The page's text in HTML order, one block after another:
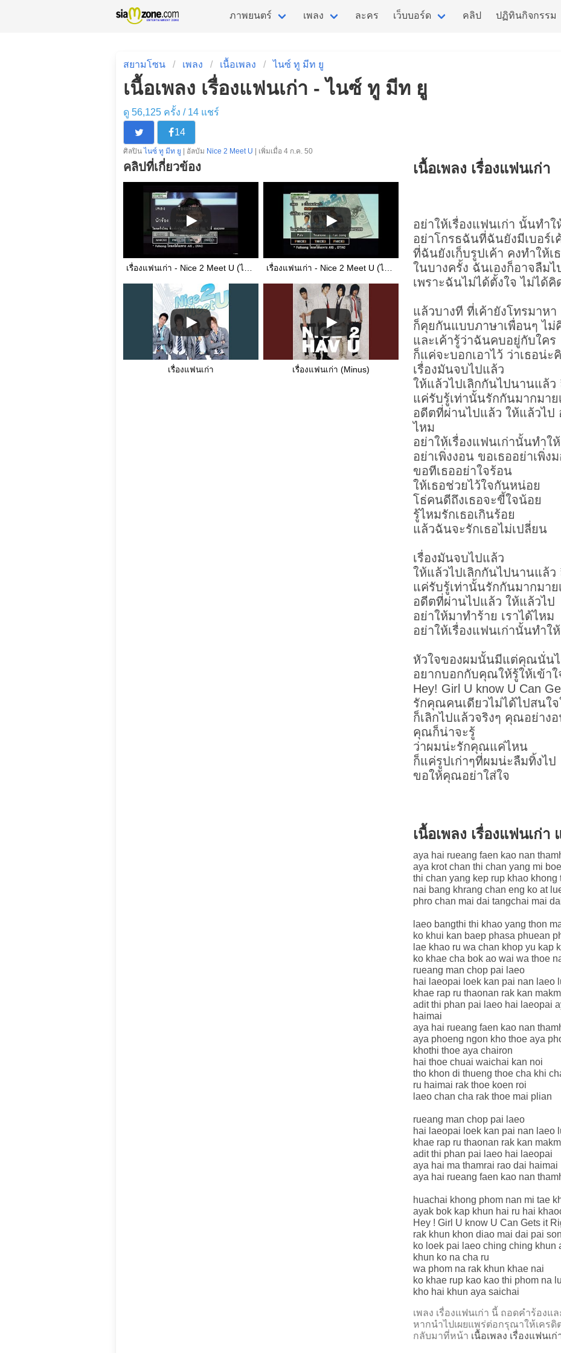
ภาพยนตร์ เพลง ละคร เว็บบอร์ด คลิป ปฏิทินกิจกรรม
สยามโซน เพลง เนื้อเพลง ไนซ์ ทู มีท ยู
เนื้อเพลง เรื่องแฟนเก่า - ไนซ์ ทู มีท ยู
ดู 56,125 ครั้ง / 14 แชร์
14
ศิลปิน ไนซ์ ทู มีท ยู | อัลบัม Nice 2 Meet U | เพิ่มเมื่อ 4 ก.ค. 50
คลิปที่เกี่ยวข้อง
เรื่องแฟนเก่า - Nice 2 Meet U (ไนซ์ทูมีทยู) เรื่องแฟนเก่า - Nice 2 Meet U (ไนซ์ทูมีทยู) [On Air. Ver.]
เรื่องแฟนเก่า เรื่องแฟนเก่า (Minus)
เนื้อเพลง เรื่องแฟนเก่า
อย่าให้เรื่องแฟนเก่า นั้นทำใ
อย่าโกรธฉันที่ฉันยังมีเบอร์เ
ที่ฉันยังเก็บรูปเค้า คงทำให้เ
ในบางครั้ง ฉันเองก็อาจลืมไ
เพราะฉันไม่ได้ตั้งใจ ไม่ได้คิ
แล้วบางที ที่เค้ายังโทรมาหา
ก็คุยกันแบบภาษาเพื่อนๆ ไม่
และเค้ารู้ว่าฉันคบอยู่กับใคร
ก็แค่จะบอกเอาไว้ ว่าเธอน่ะ
เรื่องมันจบไปแล้ว
ให้แล้วไปเลิกกันไปนานแล้ว
แค่รับรู้เท่านั้นรักกันมากมาย
อดีตที่ผ่านไปแล้ว ให้แล้วไป
ไหม
อย่าให้เรื่องแฟนเก่านั้นทำใ
อย่าเพิ่งงอน ขอเธออย่าเพิ่ง
ขอทีเธออย่าใจร้อน
ให้เธอช่วยไว้ใจกันหน่อย
โธ่คนดีถึงเธอจะขี้ใจน้อย
รู้ไหมรักเธอเกินร้อย
แล้วฉันจะรักเธอไม่เปลี่ยน
เรื่องมันจบไปแล้ว
ให้แล้วไปเลิกกันไปนานแล้ว
แค่รับรู้เท่านั้นรักกันมากมาย
อดีตที่ผ่านไปแล้ว ให้แล้วไป
อย่าให้มาทำร้าย เราได้ไหม
อย่าให้เรื่องแฟนเก่านั้นทำใ
หัวใจของผมนั้นมีแต่คุณนั่นไ
อยากบอกกับคุณให้รู้ให้เข้าใ
Hey! Girl U know U Can
รักคุณคนเดียวไม่ได้ไปสนใจ
ก็เลิกไปแล้วจริงๆ คุณอย่าง
คุณก็น่าจะรู้
ว่าผมน่ะรักคุณแค่ไหน
ก็แค่รูปเก่าๆที่ผมน่ะลืมทิ้งไป
ขอให้คุณอย่าใส่ใจ
เนื้อเพลง เรื่องแฟนเก่า
aya hai rueang faen kao nan
aya krot chan thi chan yang mi
thi chan yang kep rup khao
nai bang khrang chan eng ko at
phro chan mai dai tangchai mai
laeo bangthi thi khao yang thon
ko khui kan baep phasa phuean
lae khao ru wa chan khop yu kap
ko khae cha bok ao wai wa thoe
rueang man chop pai laeo
hai laeopai loek kan pai nan laeo
khae rap ru thaonan rak kan
adit thi phan pai laeo hai laeopai
haimai
aya hai rueang faen kao nan
aya phoeng ngon kho thoe aya
khothi thoe aya chairon
hai thoe chuai waichai kan noi
tho khon di thueng thoe cha khi
ru haimai rak thoe koen roi
laeo chan cha rak thoe mai plian
rueang man chop pai laeo
hai laeopai loek kan pai nan laeo
khae rap ru thaonan rak kan
adit thi phan pai laeo hai laeopai
aya hai ma thamrai rao dai haimai
aya hai rueang faen kao nan
huachai khong phom nan mi tae
ayak bok kap khun hai ru hai
Hey ! Girl U know U Can Gets it
rak khun khon diao mai dai pai
ko loek pai laeo ching ching khun
khun ko na cha ru
wa phom na rak khun khae nai
ko khae rup kao kao thi phom na
kho hai khun aya saichai
เพลง เรื่องแฟนเก่า นี้ ถอดคำร้อง
หากนำไปเผยแพร่ต่อกรุณาให้เคร
กลับมาที่หน้า เนื้อเพลง เรื่องแฟนเก่